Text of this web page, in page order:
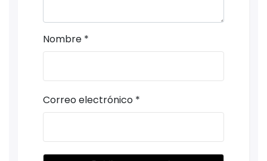
Nombre *
Correo electrónico *